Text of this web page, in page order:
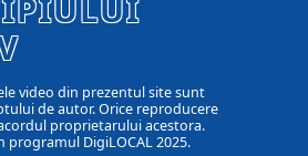
video din prezentul site sunt
de autor. Orice reproducere
proprietarului acestora.
programul DigiLOCAL 2025.